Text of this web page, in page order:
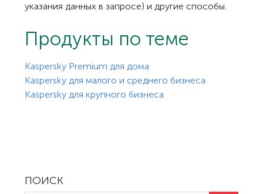
указания данных в запросе) и другие способы.
Продукты по теме
Kaspersky Premium для дома
Kaspersky для малого и среднего бизнеса
Kaspersky для крупного бизнеса
ПОИСК